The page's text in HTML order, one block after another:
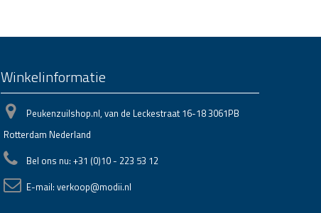
Winkelinformatie
Peukenzuilshop.nl, van de Leckestraat 16-18 3061PB
Rotterdam Nederland
Bel ons nu: +31 (0)10 - 223 53 12
E-mail: verkoop@modii.nl